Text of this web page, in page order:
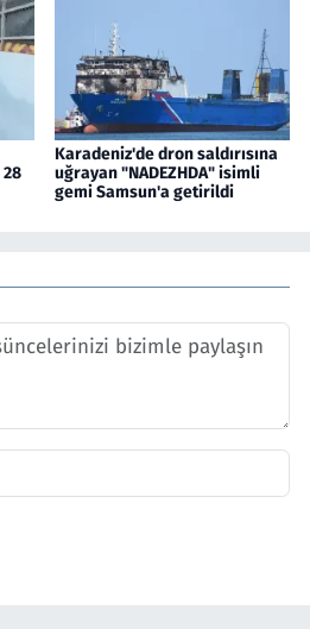
Karadeniz'de dron saldırısına
uğrayan "NADEZHDA" isimli
gemi Samsun'a getirildi